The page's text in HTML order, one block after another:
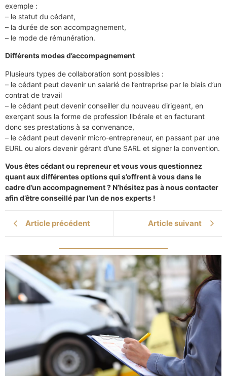
exemple :
– le statut du cédant,
– la durée de son accompagnement,
– le mode de rémunération.
Différents modes d’accompagnement
Plusieurs types de collaboration sont possibles :
– le cédant peut devenir un salarié de l’entreprise par le biais d’un
contrat de travail
– le cédant peut devenir conseiller du nouveau dirigeant, en
exerçant sous la forme de profession libérale et en facturant
donc ses prestations à sa convenance,
– le cédant peut devenir micro-entrepreneur, en passant par une
EURL ou alors devenir gérant d’une SARL et signer la convention.
Vous êtes cédant ou repreneur et vous vous questionnez
quant aux différentes options qui s’offrent à vous dans le
cadre d’un accompagnement ? N’hésitez pas à nous contacter
afin d’être conseillé par l’un de nos experts !
Article précédent Article suivant